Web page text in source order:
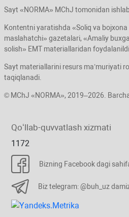
Sayt «NORMA» MChJ tomonidan
Kontentni yaratishda «Soliq va
maslahatchi» gazetalari, «Amaliy
solish» EMT materiallaridan
Sayt materiallarini resurs ma’muriyati
taqiqlanadi.
© MChJ «NORMA», 2019–2026.
Qoʻllab-quvvatlash хizmati
1172
Bizning Facebook dagi
Biz telegram: @buh_uz